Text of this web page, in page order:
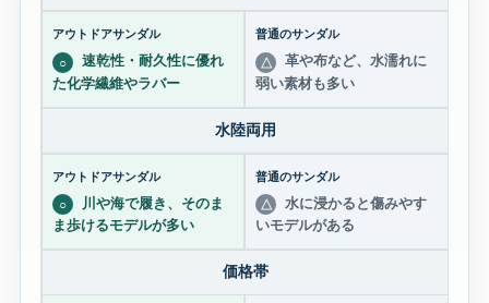
○
速乾性・耐久性に優れ
た化学繊維やラバー
△
革や布など、水濡れに
弱い素材も多い
水陸両用
○
川や海で履き、そのま
ま歩けるモデルが多い
△
水に浸かると傷みやす
いモデルがある
価格帯